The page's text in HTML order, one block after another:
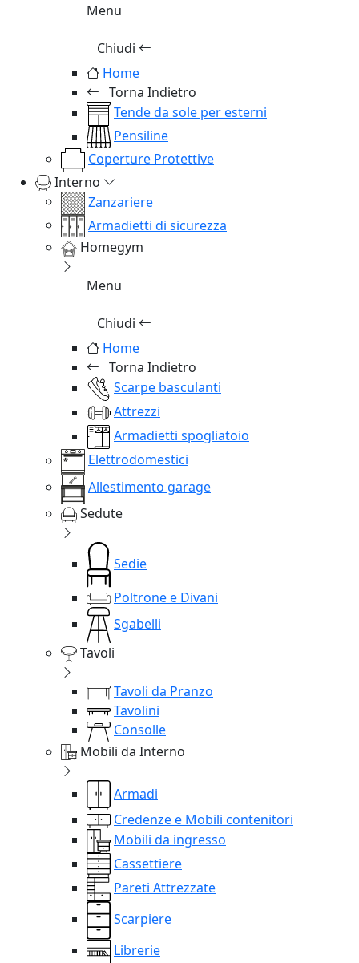
Menu
Chiudi
Home
Torna Indietro
Tende da sole per esterni
Pensiline
Coperture Protettive
Interno
Zanzariere
Armadietti di sicurezza
Homegym
Menu
Chiudi
Home
Torna Indietro
Scarpe basculanti
Attrezzi
Armadietti spogliatoio
Elettrodomestici
Allestimento garage
Sedute
Sedie
Poltrone e Divani
Sgabelli
Tavoli
Tavoli da Pranzo
Tavolini
Consolle
Mobili da Interno
Armadi
Credenze e Mobili contenitori
Mobili da ingresso
Cassettiere
Pareti Attrezzate
Scarpiere
Librerie